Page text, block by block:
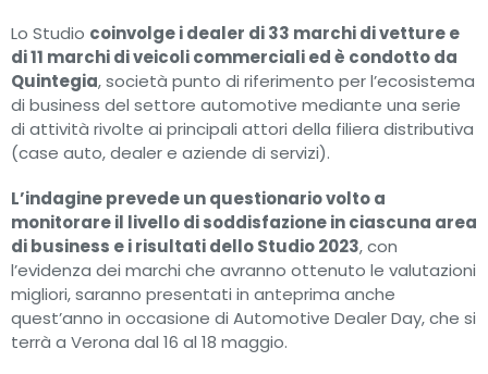
Lo Studio coinvolge i dealer di 33 marchi di vetture e
di 11 marchi di veicoli commerciali ed è condotto da
Quintegia, società punto di riferimento per l’ecosistema
di business del settore automotive mediante una serie
di attività rivolte ai principali attori della filiera distributiva
(case auto, dealer e aziende di servizi).
L’indagine prevede un questionario volto a
monitorare il livello di soddisfazione in ciascuna area
di business e i risultati dello Studio 2023, con
l’evidenza dei marchi che avranno ottenuto le valutazioni
migliori, saranno presentati in anteprima anche
quest’anno in occasione di Automotive Dealer Day, che si
terrà a Verona dal 16 al 18 maggio.